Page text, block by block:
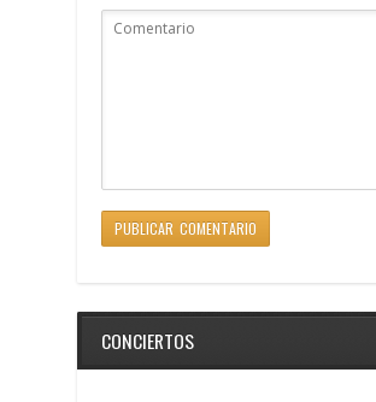
CONCIERTOS